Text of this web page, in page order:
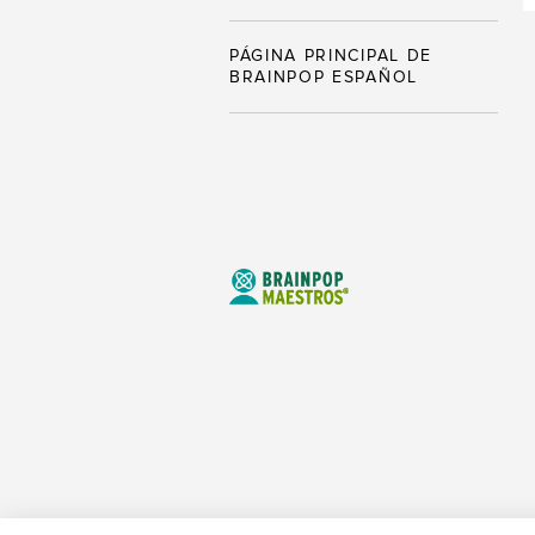
PÁGINA PRINCIPAL DE
BRAINPOP ESPAÑOL